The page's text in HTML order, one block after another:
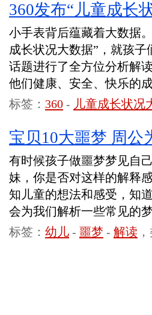
360发布“儿童成长
小手表背后蕴藏着大数据
成长状况大数据”，就孩
话题进行了全方位分析解
他们健康、安全、快乐的成
标签： 360 - 儿童成长状况
宝贝10大噩梦 周公
有时候孩子做噩梦梦见自
妹，你是否对这样的解释
知儿童的想法和感受，知
会为我们解析一些常见的梦
标签： 幼儿 - 噩梦 - 解读